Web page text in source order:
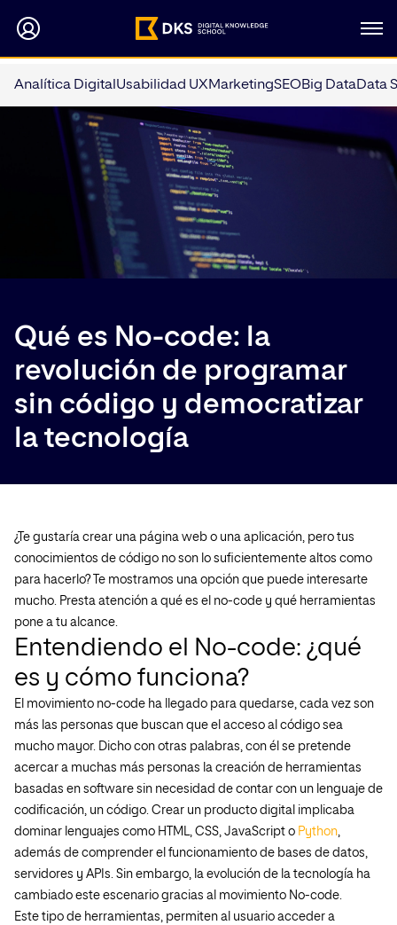
Analítica Digital Usabilidad UXMarketingSEOBig DataData
Qué es No-code: la
revolución de programar
sin código y democratizar
la tecnología
¿Te gustaría crear una página web o una aplicación, pero tus
conocimientos de código no son lo suficientemente altos como
para hacerlo? Te mostramos una opción que puede interesarte
mucho. Presta atención a qué es el no-code y qué herramientas
pone a tu alcance.
Entendiendo el No-code: ¿qué
es y cómo funciona?
El movimiento no-code ha llegado para quedarse, cada vez son
más las personas que buscan que el acceso al código sea
mucho mayor. Dicho con otras palabras, con él se pretende
acercar a muchas más personas la creación de herramientas
basadas en software sin necesidad de contar con un lenguaje de
codificación, un código. Crear un producto digital implicaba
dominar lenguajes como HTML, CSS, JavaScript o Python,
además de comprender el funcionamiento de bases de datos,
servidores y APIs. Sin embargo, la evolución de la tecnología ha
cambiado este escenario gracias al movimiento No-code.
Este tipo de herramientas, permiten al usuario acceder a